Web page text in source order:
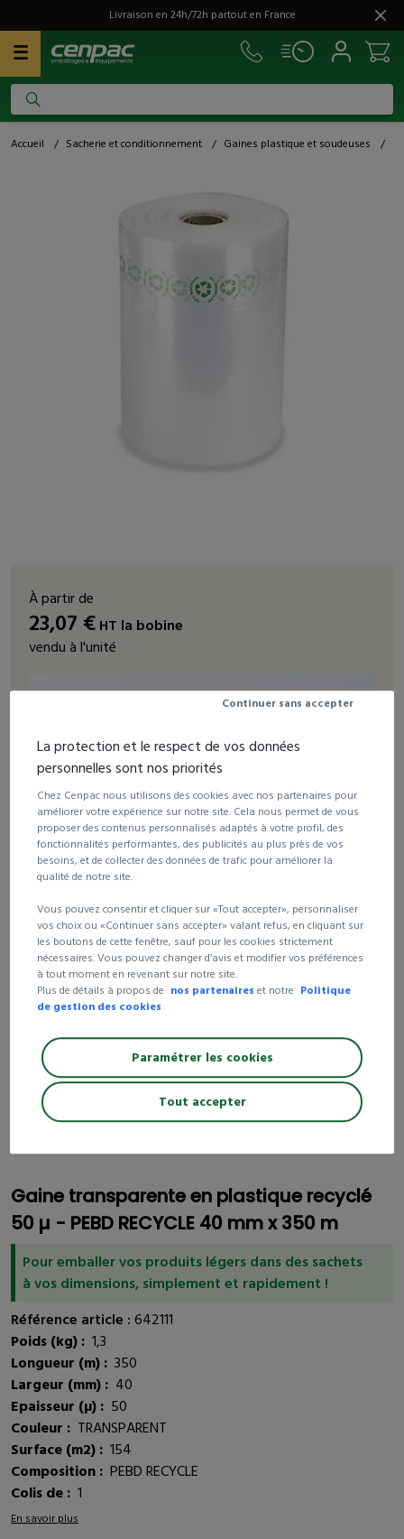
Livraison en 24h/72h partout en France
Accueil / Sacherie et conditionnement / Gaines plastique et soudeuses /
Gaine transparente en plastique recyclé
50 µ - PEBD RECYCLE 40 mm x 350 m
Pour emballer vos produits légers dans des sachets
à vos dimensions, simplement et rapidement !
Référence article :642111
Poids (kg) : 1,3
Longueur (m) : 350
Largeur (mm) : 40
Epaisseur (µ) : 50
Couleur : TRANSPARENT
Surface (m2) : 154
Composition : PEBD RECYCLE
Colis de : 1
En savoir plus
À partir de
23,07 €HT la bobine
vendu à l'unité
Quantité Remise
1 et +
28,84 €
2 et +
-15%
24,51 €
3 et +
-20% 23,07 €
Consulter cette référence page
Livraison 24/72h
Livraison gratuitedès 250 € d’achat HT
99% de nos clients satisfaits
La protection et le respect de vos données
personnelles sont nos priorités
Chez Cenpac nous utilisons des cookies avec nos partenaires pour
améliorer votre expérience sur notre site. Cela nous permet de vous
proposer des contenus personnalisés adaptés à votre profil, des
fonctionnalités performantes, des publicités au plus près de vos
besoins, et de collecter des données de trafic pour améliorer la
qualité de notre site.
Vous pouvez consentir et cliquer sur «Tout accepter», personnaliser
vos choix ou «Continuer sans accepter» valant refus, en cliquant sur
les boutons de cette fenêtre, sauf pour les cookies strictement
nécessaires. Vous pouvez changer d’avis et modifier vos préférences
à tout moment en revenant sur notre site.
Plus de détails à propos de nos partenaires et notre Politique
de gestion des cookies
Continuer sans accepter
Paramétrer les cookies
Tout accepter